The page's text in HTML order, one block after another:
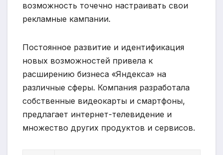
возможность точечно настраивать свои
рекламные кампании.
Постоянное развитие и идентификация
новых возможностей привела к
расширению бизнеса «Яндекса» на
различные сферы. Компания разработала
собственные видеокарты и смартфоны,
предлагает интернет-телевидение и
множество других продуктов и сервисов.